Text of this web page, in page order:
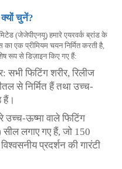
चुनें?
(जेजेपीएनयू) हमारे एयरवर्क ब्रांड के
एक प्रीमियम चयन निर्मित करती है,
रूप से डिज़ाइन किए गए हैं:
सभी फिटिंग शरीर, रिलीज
से निर्मित हैं तथा उच्च-
हैं।
ऊष्मा वाले फिटिंग
सील लगाए गए हैं, जो 150
प्रदर्शन की गारंटी